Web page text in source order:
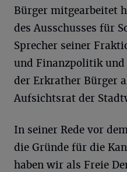
Bürger mitgearbeitet
des Ausschusses für
Sprecher seiner
und Finanzpolitik
der Erkrather Bürger
Aufsichtsrat der
In seiner Rede vor
die Gründe für die
haben wir als Freie